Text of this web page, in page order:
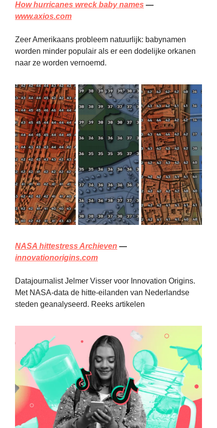
How hurricanes wreck baby names —
www.axios.com
Zeer Amerikaans probleem natuurlijk: babynamen
worden minder populair als er een dodelijke orkanen
naar ze worden vernoemd.
NASA hittestress Archieven —
innovationorigins.com
Datajournalist Jelmer Visser voor Innovation Origins.
Met NASA-data de hitte-eilanden van Nederlandse
steden geanalyseerd. Reeks artikelen